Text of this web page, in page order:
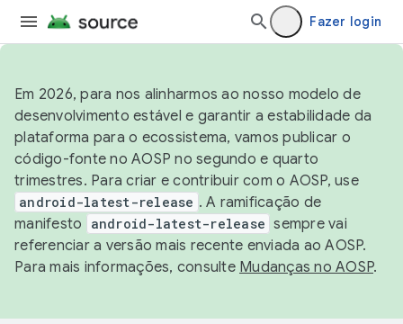
Fazer login
Em 2026, para nos alinharmos ao nosso modelo de
desenvolvimento estável e garantir a estabilidade da
plataforma para o ecossistema, vamos publicar o
código-fonte no AOSP no segundo e quarto
trimestres. Para criar e contribuir com o AOSP, use
android-latest-release . A ramificação de
manifesto
android-latest-release sempre vai
referenciar a versão mais recente enviada ao AOSP.
Para mais informações, consulte Mudanças no AOSP.